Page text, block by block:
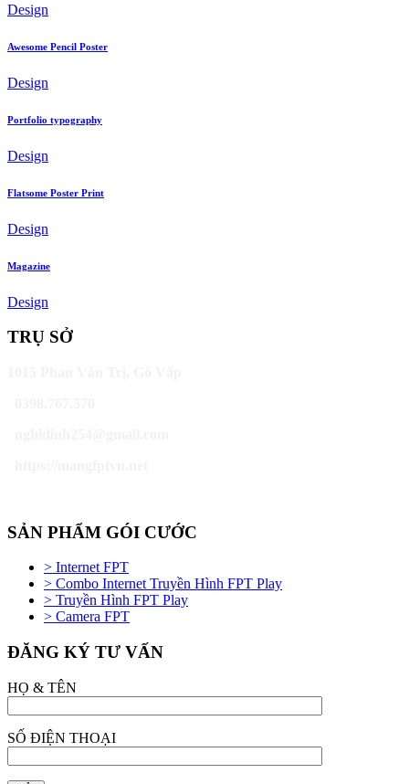
Design
Awesome Pencil Poster
Design
Portfolio typography
Design
Flatsome Poster Print
Design
Magazine
Design
TRỤ SỞ
SẢN PHẨM GÓI CƯỚC
> Internet FPT
> Combo Internet Truyền Hình FPT Play
> Truyền Hình FPT Play
> Camera FPT
ĐĂNG KÝ TƯ VẤN
HỌ & TÊN
SỐ ĐIỆN THOẠI